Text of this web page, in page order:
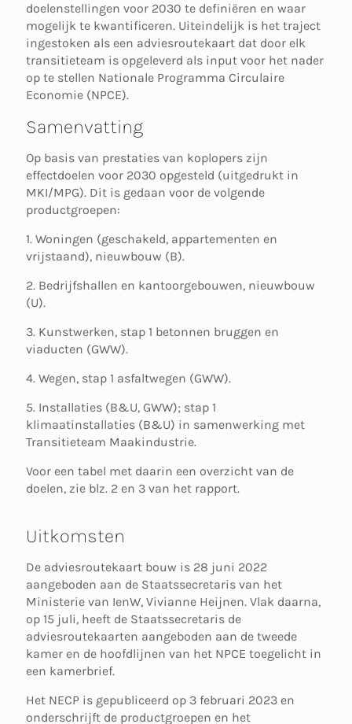
doelenstellingen voor 2030 te definiëren en waar
mogelijk te kwantificeren. Uiteindelijk is het traject
ingestoken als een adviesroutekaart dat door elk
transitieteam is opgeleverd als input voor het nader
op te stellen Nationale Programma Circulaire
Economie (NPCE).
Samenvatting
Op basis van prestaties van koplopers zijn
effectdoelen voor 2030 opgesteld (uitgedrukt in
MKI/MPG). Dit is gedaan voor de volgende
productgroepen:
1. Woningen (geschakeld, appartementen en
vrijstaand), nieuwbouw (B).
2. Bedrijfshallen en kantoorgebouwen, nieuwbouw
(U).
3. Kunstwerken, stap 1 betonnen bruggen en
viaducten (GWW).
4. Wegen, stap 1 asfaltwegen (GWW).
5. Installaties (B&U, GWW); stap 1
klimaatinstallaties (B&U) in samenwerking met
Transitieteam Maakindustrie.
Voor een tabel met daarin een overzicht van de
doelen, zie blz. 2 en 3 van het rapport.
Uitkomsten
De adviesroutekaart bouw is 28 juni 2022
aangeboden aan de Staatssecretaris van het
Ministerie van IenW, Vivianne Heijnen. Vlak daarna,
op 15 juli, heeft de Staatssecretaris de
adviesroutekaarten aangeboden aan de tweede
kamer en de hoofdlijnen van het NPCE toegelicht in
een kamerbrief.
Het NECP is gepubliceerd op 3 februari 2023 en
onderschrijft de productgroepen en het